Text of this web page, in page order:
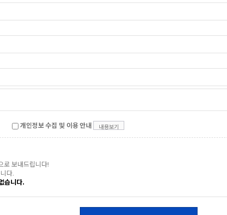
개인정보 수집 및 이용 안내 내용보기
로 보내드립니다!
다.
습니다.